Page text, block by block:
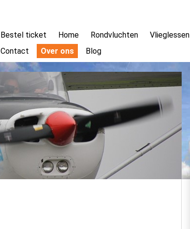
Bestel ticket Home Rondvluchten Vlieglessen
Contact
Over ons Blog